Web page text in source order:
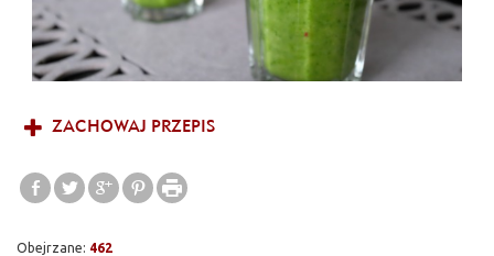
nasz organizm będzię naprawdę jako nowonarodzony.
ZACHOWAJ PRZEPIS
Obejrzane: 462